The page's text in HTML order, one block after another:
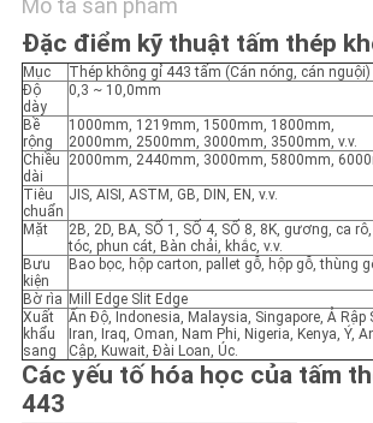
SƠ
ĐỒ
TRANG
WEB
PRIVACY
POLICY
Mô tả sản phẩm
Đặc điểm kỹ thuật tấm thép
Mục
Thép không gỉ 443 tấm (Cán nóng, cán nguội)
Độ
dày
0,3 ~ 10,0mm
Bề
rộng
1000mm, 1219mm, 1500mm, 1800mm,
2000mm, 2500mm, 3000mm, 3500mm, v.v.
Chiều
dài
2000mm, 2440mm, 3000mm, 5800mm,
Tiêu
chuẩn
JIS, AISI, ASTM, GB, DIN, EN, v.v.
Mặt
2B, 2D, BA, SỐ 1, SỐ 4, SỐ 8, 8K, gương, ca
tóc, phun cát, Bàn chải, khắc, v.v.
Bưu
kiện
Bao bọc, hộp carton, pallet gỗ, hộp gỗ, thùng
Bờ rìa Mill Edge Slit Edge
Xuất
khẩu
sang
Ấn Độ, Indonesia, Malaysia, Singapore, Ả Rập
Iran, Iraq, Oman, Nam Phi, Nigeria, Kenya, Ý,
Cập, Kuwait, Đài Loan, Úc.
Các yếu tố hóa học của tấm
443